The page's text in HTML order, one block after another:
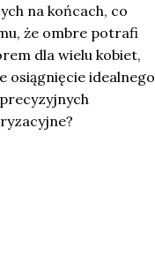
na końcach, co
że ombre potrafi
dla wielu kobiet,
osiągnięcie idealnego